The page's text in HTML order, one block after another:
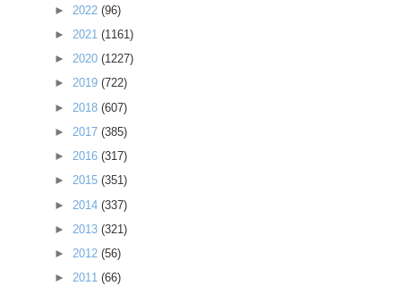
► 2022 (96)
► 2021 (1161)
► 2020 (1227)
► 2019 (722)
► 2018 (607)
► 2017 (385)
► 2016 (317)
► 2015 (351)
► 2014 (337)
► 2013 (321)
► 2012 (56)
► 2011 (66)